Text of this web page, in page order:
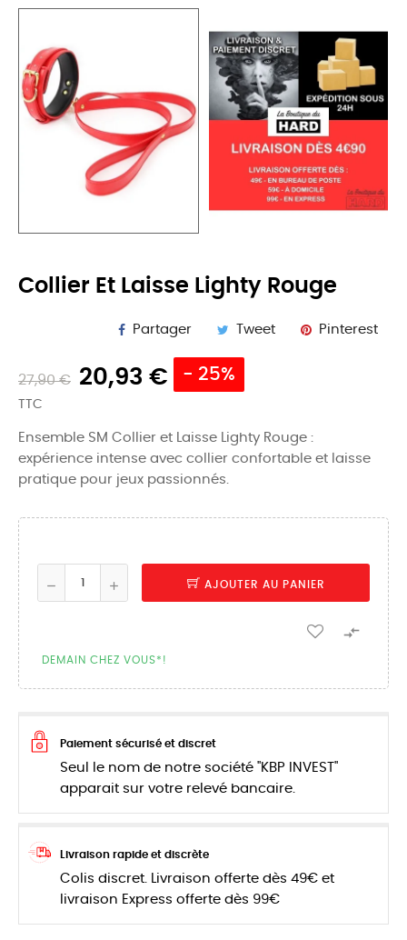
Collier Et Laisse Lighty Rouge
Partager Tweet Pinterest
27,90 € 20,93 € - 25%
TTC
Ensemble SM Collier et Laisse Lighty Rouge :
expérience intense avec collier confortable et laisse
pratique pour jeux passionnés.
AJOUTER AU PANIER

DEMAIN CHEZ VOUS*!
Paiement sécurisé et discret
Seul le nom de notre société "KBP INVEST"
apparait sur votre relevé bancaire.
Livraison rapide et discrète
Colis discret. Livraison offerte dès 49€ et
livraison Express offerte dès 99€